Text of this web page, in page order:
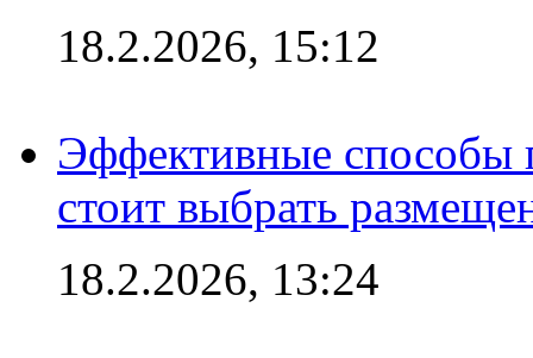
18.2.2026, 15:12
Эффективные способы
стоит выбрать
18.2.2026, 13:24